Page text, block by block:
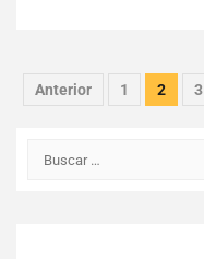
Paginación
entradas
Anterior 1 2 3
Buscar: